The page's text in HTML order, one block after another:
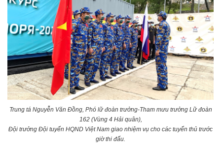
Trung tá Nguyễn Văn Đồng, Phó lữ đoàn trưởng-Tham mưu trưởng Lữ đoàn
162 (Vùng 4 Hải quân),
Đội trưởng Đội tuyển HQND Việt Nam giao nhiệm vụ cho các tuyển thủ trước
giờ thi đấu.